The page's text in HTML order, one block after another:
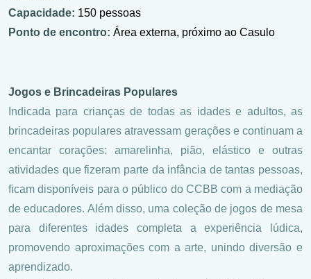
Capacidade: 150 pessoas
Ponto de encontro: Área externa, próximo ao Casulo
Jogos e Brincadeiras Populares
Indicada para crianças de todas as idades e adultos, as
brincadeiras populares atravessam gerações e continuam a
encantar corações: amarelinha, pião, elástico e outras
atividades que fizeram parte da infância de tantas pessoas,
ficam disponíveis para o público do CCBB com a mediação
de educadores. Além disso, uma coleção de jogos de mesa
para diferentes idades completa a experiência lúdica,
promovendo aproximações com a arte, unindo diversão e
aprendizado.